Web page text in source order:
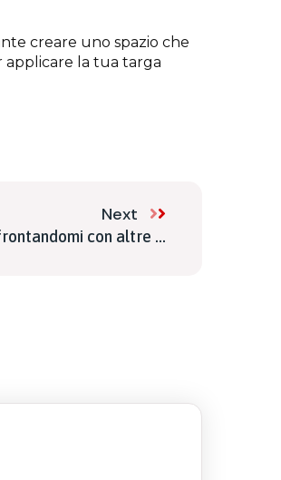
creare uno spazio che
applicare la tua targa
Next
con altre ...